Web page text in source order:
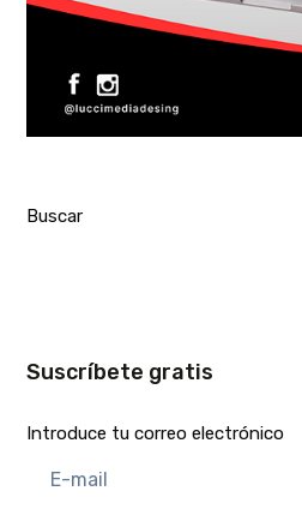
Buscar
Suscríbete gratis
Introduce tu correo electrónico
mail